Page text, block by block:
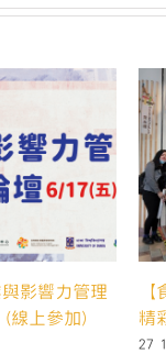
12工作坊】
學尤努斯社
作
12